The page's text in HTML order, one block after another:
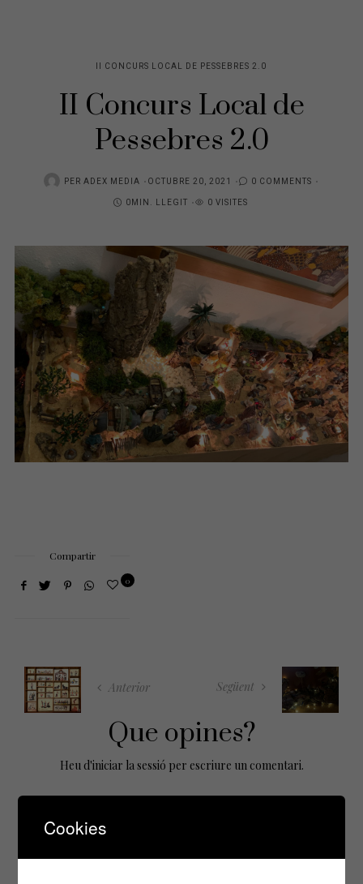
II CONCURS LOCAL DE PESSEBRES 2.0
II Concurs Local de
Pessebres 2.0
PER ADEX MEDIA
POSTED
ON
OCTUBRE 20, 2021
0 COMMENTS
0MIN. LLEGIT
0 VISITES
Compartir
0
Anterior Següent
Que opines?
Heu d'iniciar la sessió per escriure un comentari.
Cookies